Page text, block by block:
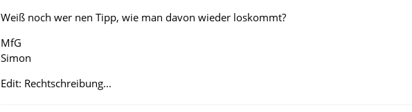
Weiß noch wer nen Tipp, wie man davon wieder loskommt?
MfG
Simon
Edit: Rechtschreibung...